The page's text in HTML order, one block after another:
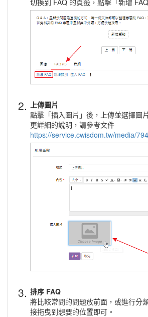
切換到 FAQ 的頁籤，點擊「新增
2.
上傳圖片
點擊「插入圖片」後，上傳並選擇圖
更詳細的說明，請參考文件
https://service.cwisdom.tw/media/794
3. 排序 FAQ
將比較常問的問題放前面，或進行分
接拖曳到想要的位置即可。